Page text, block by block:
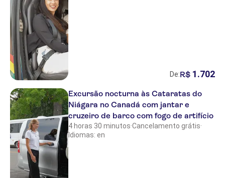
De:R$ 1.702
Excursão nocturna às Cataratas do
Niágara no Canadá com jantar e
cruzeiro de barco com fogo de artifício
4 horas 30 minutos·Cancelamento grátis·
Idiomas: en